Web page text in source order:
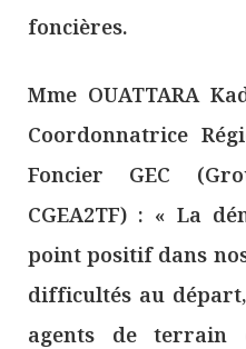
foncières.
Mme OUATTARA
Coordonnatrice
Foncier GEC
CGEA2TF) : « La
point positif dans
difficultés au
agents de terrain